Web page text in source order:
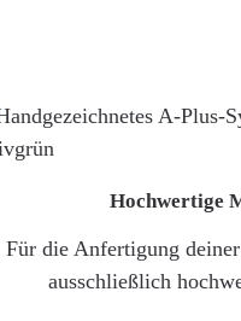
Hochwertige
Für die Anfertigung
ausschließlich